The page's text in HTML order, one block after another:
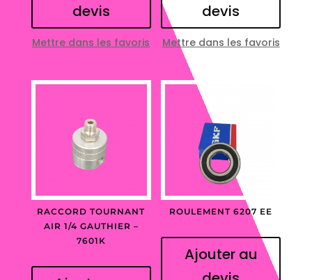
devis
Mettre dans les favoris
devis
Mettre dans les favoris
RACCORD TOURNANT
AIR 1/4 GAUTHIER –
7601K
ROULEMENT 6207 EE
Ajouter au